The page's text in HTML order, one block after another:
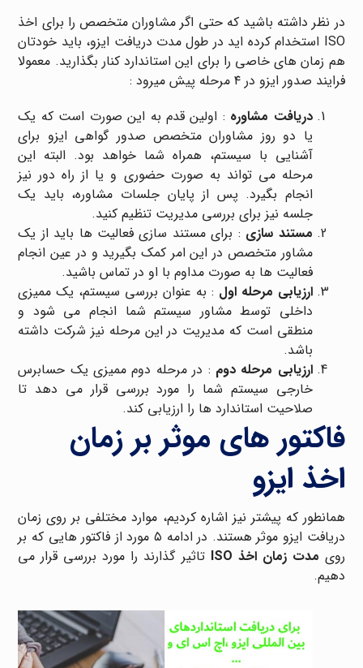
در نظر داشته باشید که حتی اگر مشاوران متخصص را برای اخذ
ISO استخدام کرده اید در طول مدت دریافت ایزو، باید خودتان
هم زمان های خاصی را برای این استاندارد کنار بگذارید. معمولا
فرایند صدور ایزو در ۴ مرحله پیش میرود :
دریافت مشاوره : اولین قدم به این صورت است که یک
یا دو روز مشاوران متخصص صدور گواهی ایزو برای
آشنایی با سیستم، همراه شما خواهد بود. البته این
مرحله می تواند به صورت حضوری و یا از راه دور نیز
انجام بگیرد. پس از پایان جلسات مشاوره، باید یک
جلسه نیز برای بررسی مدیریت تنظیم کنید.
مستند سازی : برای مستند سازی فعالیت ها باید از یک
مشاور متخصص در این امر کمک بگیرید و در عین انجام
فعالیت ها به صورت مداوم با او در تماس باشید.
ارزیابی مرحله اول : به عنوان بررسی سیستم، یک ممیزی
داخلی توسط مشاور سیستم شما انجام می شود و
منطقی است که مدیریت در این مرحله نیز شرکت داشته
باشد.
ارزیابی مرحله دوم : در مرحله دوم ممیزی یک حسابرس
خارجی سیستم شما را مورد بررسی قرار می دهد تا
صلاحیت استاندارد ها را ارزیابی کند.
فاکتور های موثر بر زمان
اخذ ایزو
همانطور که پیشتر نیز اشاره کردیم، موارد مختلفی بر روی زمان
دریافت ایزو موثر هستند. در ادامه ۵ مورد از فاکتور هایی که بر
روی مدت زمان اخذ ISO
تاثیر گذارند را مورد بررسی قرار می
دهیم.